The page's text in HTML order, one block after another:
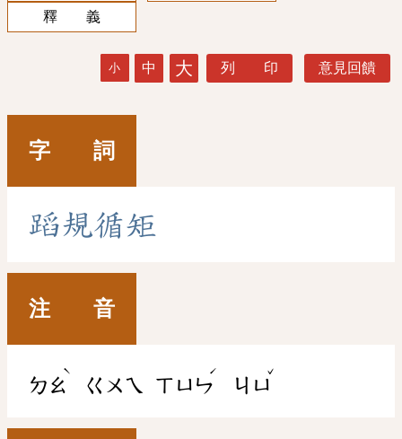
釋 義
小 中 大 列 印 意見回饋
字 詞
蹈規循矩
注 音
ㄉㄠ
ˋ
ㄍㄨㄟ ㄒㄩㄣ
ˊ
ㄐㄩ
ˇ